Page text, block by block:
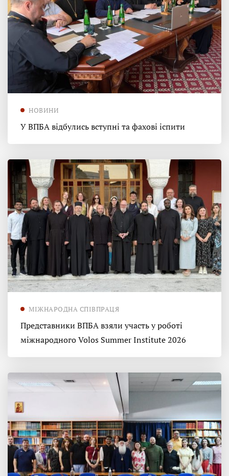
НОВИНИ
У ВПБА відбулись вступні та фахові іспити
МІЖНАРОДНА СПІВПРАЦЯ
Представники ВПБА взяли участь у роботі
міжнародного Volos Summer Institute 2026